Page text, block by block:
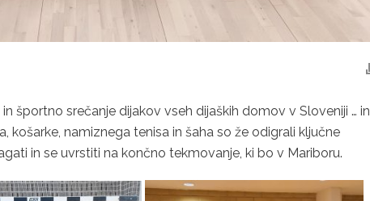
športno srečanje dijakov vseh dijaških domov v Sloveniji … in
namiznega tenisa in šaha so že odigrali ključne
in se uvrstiti na končno tekmovanje, ki bo v Mariboru.